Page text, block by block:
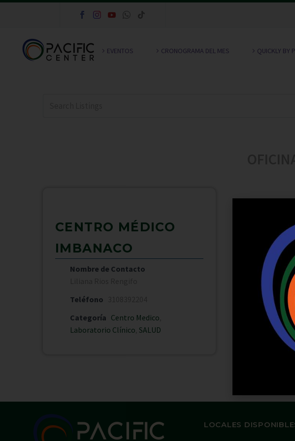
EVENTOS CRONOGRAMA DEL MES QUICKLY BY
CENTRO MÉDICO
IMBANACO
Nombre de Contacto
Teléfono
Categoría Centro Medico
Laboratorio Clínico SALUD
LOCALES